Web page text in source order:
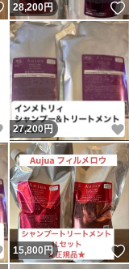
いいね！
28,200円
いいね！
27,200円
いいね！
15,800 円